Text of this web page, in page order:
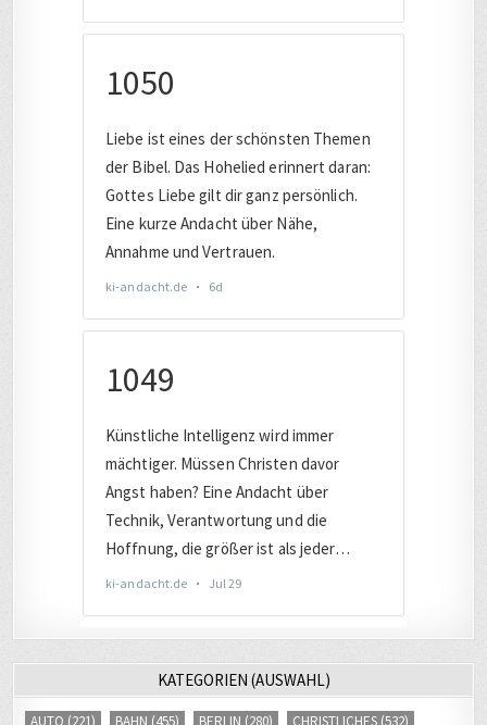
KATEGORIEN (AUSWAHL)
AUTO (221) BAHN (455) BERLIN (280) CHRISTLICHES (532)